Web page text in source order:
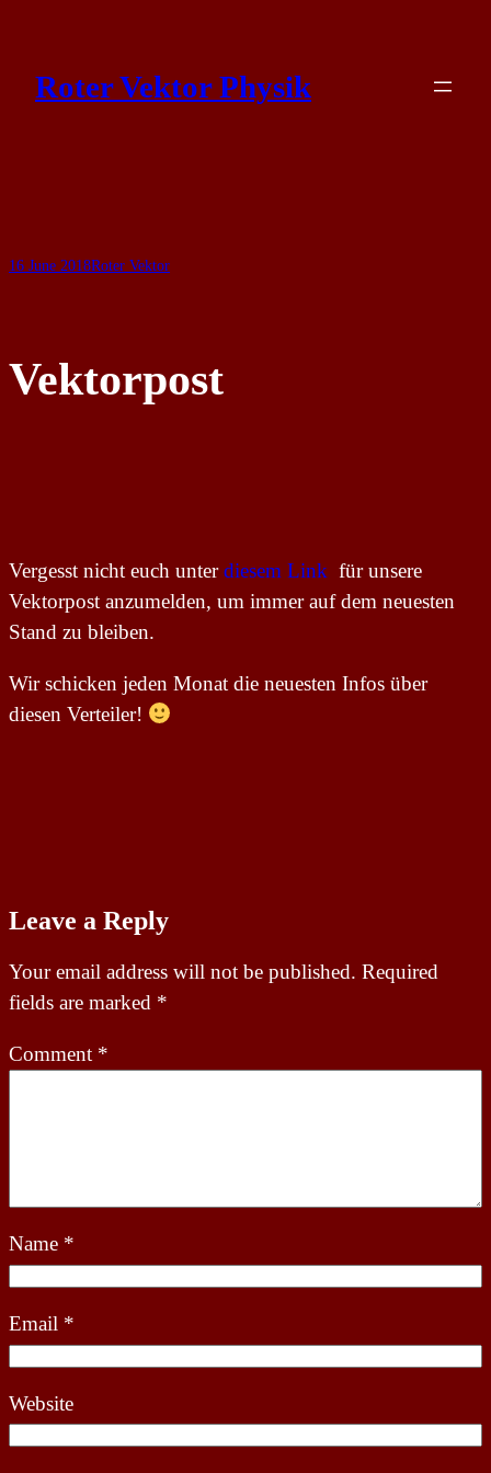
content
Roter Vektor Physik
16 June 2018Roter Vektor
Vektorpost
Vergesst nicht euch unterdiesem Link für unsere
Vektorpost anzumelden, um immer auf dem neuesten
Stand zu bleiben.
Wir schicken jeden Monat die neuesten Infos über
diesen Verteiler!
Leave a Reply
Your email address will not be published. Required
fields are marked *
Comment *
Name *
Email *
Website